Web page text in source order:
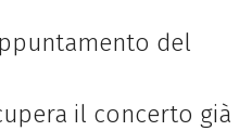
del
il concerto già